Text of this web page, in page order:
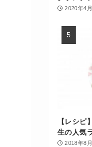
2020年4
【レシピ
生の人気
2018年8